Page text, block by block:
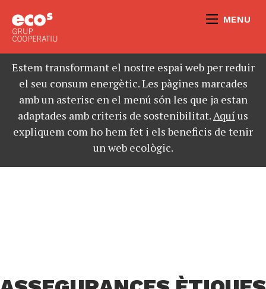
MENU
Estem transformant el nostre espai web per reduir
el seu consum energètic. Les pàgines marcades
amb un asterisc en el menú són les que ja estan
adaptades amb criteris de sostenibilitat.Aquíus
expliquem com ho hem fet i els beneficis de tenir
un web ecològic.